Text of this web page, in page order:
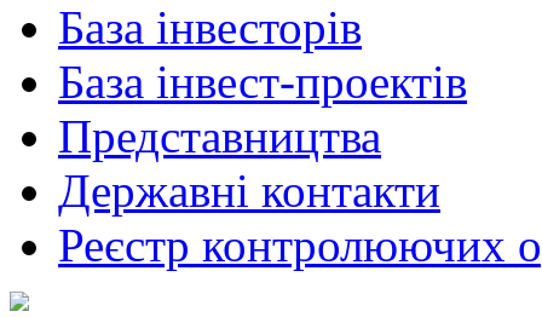
База інвесторів
База інвест-проектів
Представництва
Державні контакти
Реєстр контролюючих